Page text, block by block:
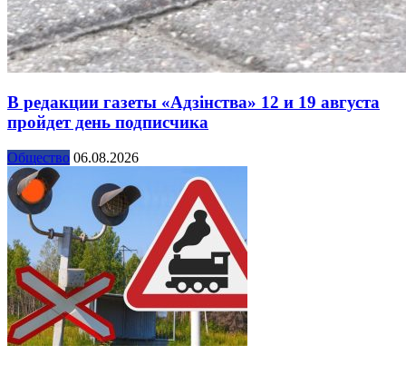
В редакции газеты «Адзінства» 12 и 19 августа
пройдет день подписчика
Общество 06.08.2026